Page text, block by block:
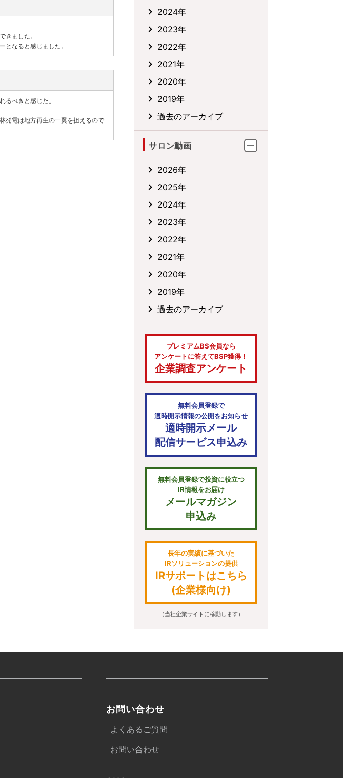
きました。
となると感じました。
るべきと感じた。
発電は地方再生の一翼を担えるので
2024年
2023年
2022年
2021年
2020年
2019年
過去のアーカイブ
サロン動画
2026年
2025年
2024年
2023年
2022年
2021年
2020年
2019年
過去のアーカイブ
プレミアムBS会員なら
アンケートに答えてBSP獲得！
企業調査アンケート
無料会員登録で
適時開示情報の公開をお知らせ
適時開示メール
配信サービス申込み
無料会員登録で投資に役立つ
IR情報をお届け
メールマガジン
申込み
長年の実績に基づいた
IRソリューションの提供
IRサポートはこちら
(企業様向け)
（当社企業サイトに移動します）
お問い合わせ
よくあるご質問
お問い合わせ